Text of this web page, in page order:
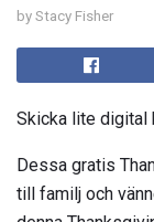
by Stacy Fisher
Skicka lite digital
Dessa gratis
till familj och